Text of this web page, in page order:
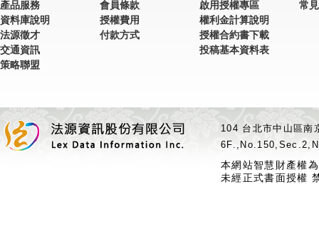
產品服務
資料庫說明
法源徵才
交通資訊
策略聯盟
會員條款
授權費用
付款方式
啟用授權專區
權利金計算說明
授權合約書下載
投稿基本資料表
常
104 台北市中山區
本網站智慧財產權
未經正式書面授權